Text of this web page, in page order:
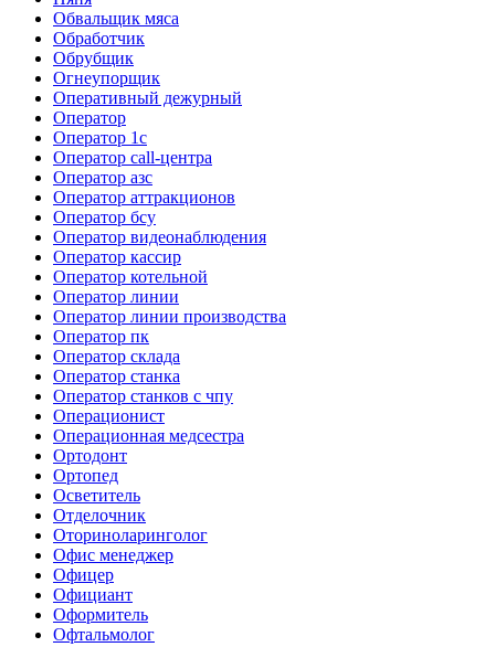
Обвальщик мяса
Обработчик
Обрубщик
Огнеупорщик
Оперативный дежурный
Оператор
Оператор 1с
Оператор call-центра
Оператор азс
Оператор аттракционов
Оператор бсу
Оператор видеонаблюдения
Оператор кассир
Оператор котельной
Оператор линии
Оператор линии производства
Оператор пк
Оператор склада
Оператор станка
Оператор станков с чпу
Операционист
Операционная медсестра
Ортодонт
Ортопед
Осветитель
Отделочник
Оториноларинголог
Офис менеджер
Офицер
Официант
Оформитель
Офтальмолог